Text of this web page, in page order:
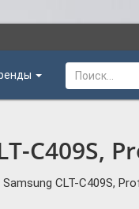
C409S,
CLT-C409S,